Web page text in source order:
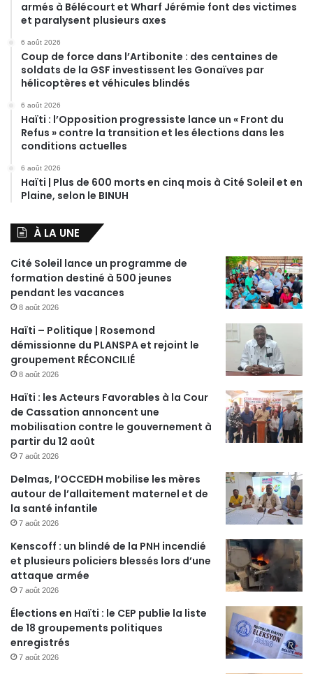
armés à Bélécourt et Wharf Jérémie font des victimes
et paralysent plusieurs axes
6 août 2026
Coup de force dans l’Artibonite : des centaines de
soldats de la GSF investissent les Gonaïves par
hélicoptères et véhicules blindés
6 août 2026
Haïti : l’Opposition progressiste lance un « Front du
Refus » contre la transition et les élections dans les
conditions actuelles
6 août 2026
Haïti | Plus de 600 morts en cinq mois à Cité Soleil et en
Plaine, selon le BINUH
À LA UNE
Cité Soleil lance un programme de
formation destiné à 500 jeunes
pendant les vacances
8 août 2026
Haïti – Politique | Rosemond
démissionne du PLANSPA et rejoint le
groupement RÉCONCILIÉ
8 août 2026
Haïti : les Acteurs Favorables à la Cour
de Cassation annoncent une
mobilisation contre le gouvernement à
partir du 12 août
7 août 2026
Delmas, l’OCCEDH mobilise les mères
autour de l’allaitement maternel et de
la santé infantile
7 août 2026
Kenscoff : un blindé de la PNH incendié
et plusieurs policiers blessés lors d’une
attaque armée
7 août 2026
Élections en Haïti : le CEP publie la liste
de 18 groupements politiques
enregistrés
7 août 2026